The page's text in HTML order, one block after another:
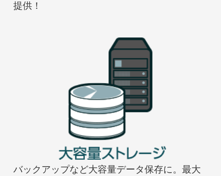
提供！
バックアップなど大容量データ保存に。最大